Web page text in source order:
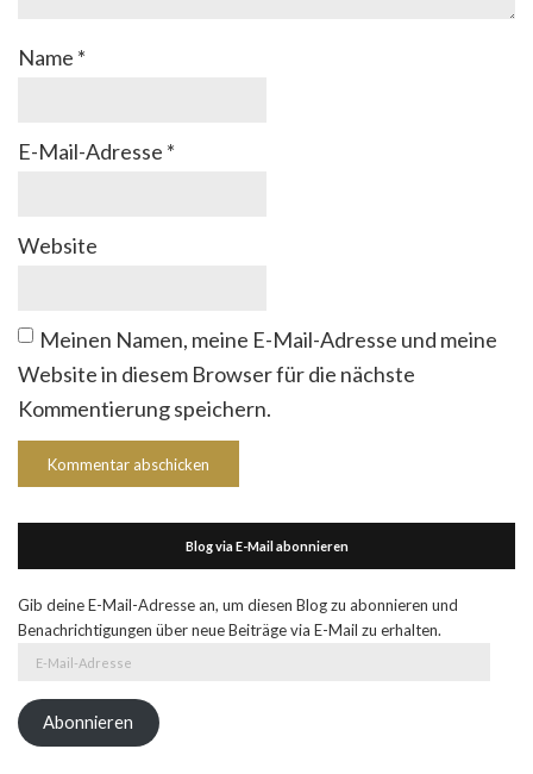
Name *
E-Mail-Adresse *
Website
Meinen Namen, meine E-Mail-Adresse und meine
Website in diesem Browser für die nächste
Kommentierung speichern.
Blog via E-Mail abonnieren
Gib deine E-Mail-Adresse an, um diesen Blog zu abonnieren und
Benachrichtigungen über neue Beiträge via E-Mail zu erhalten.
Adresse
Abonnieren